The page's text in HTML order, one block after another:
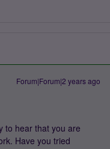
Forum|Forum|2 years ago
to hear that you are
Have you tried